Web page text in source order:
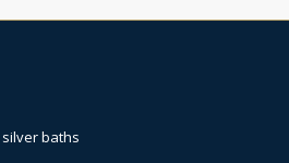
baths